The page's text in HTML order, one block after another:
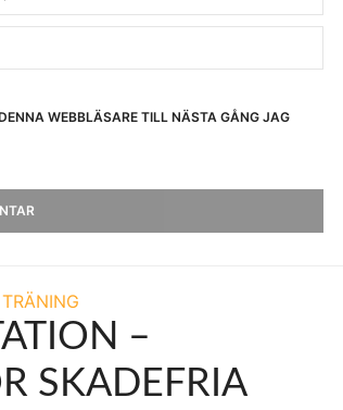
WEBBLÄSARE TILL NÄSTA GÅNG JAG
TRÄNING
–
SKADEFRIA